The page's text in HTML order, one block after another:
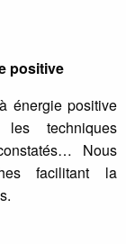
positive
énergie positive
techniques
Nous
facilitant la